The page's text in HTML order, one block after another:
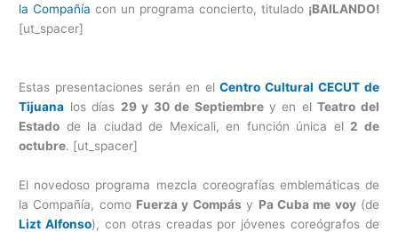
la Compañía con un programa concierto, titulado ¡BAILANDO!
[ut_spacer]
Estas presentaciones serán en elCentro Cultural CECUT de
Tijuana los días 29 y 30 de Septiembrey en elTeatro del
Estado de la ciudad de Mexicali, en función única el 2 de
octubre. [ut_spacer]
El novedoso programa mezcla coreografías emblemáticas de
la Compañía, como Fuerza y Compás y Pa Cuba me voy(de
Lizt Alfonso), con otras creadas por jóvenes coreógrafos de